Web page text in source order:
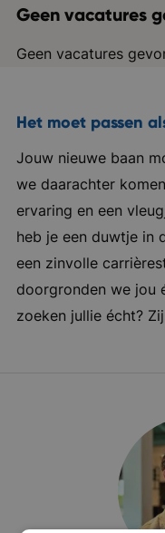
Geen vacatures
Geen vacatures
Het moet passen
Jouw nieuwe baan
we daarachter
ervaring en een
heb je een duwtje in
een zinvolle
doorgronden we jou
zoeken jullie écht?